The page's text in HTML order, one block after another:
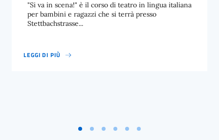
"Si va in scena!" è il corso di teatro in lingua italiana
per bambini e ragazzi che si terrà presso
Stettbachstrasse...
LEGGI DI PIÙ
"SI VA IN SCENA!" CORSO DI TEATRO PER BAMBINI E RAGAZZI DI